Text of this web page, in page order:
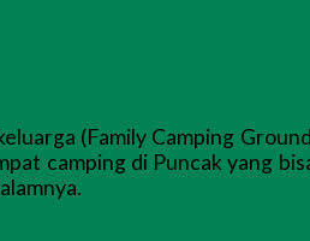
(Family Camping
camping di Puncak yang